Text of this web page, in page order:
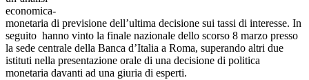
economica-
monetaria di previsione dell’ultima decisione sui tassi di interesse. In
seguito hanno vinto la finale nazionale dello scorso 8 marzo presso
la sede centrale della Banca d’Italia a Roma, superando altri due
istituti nella presentazione orale di una decisione di politica
monetaria davanti ad una giuria di esperti.